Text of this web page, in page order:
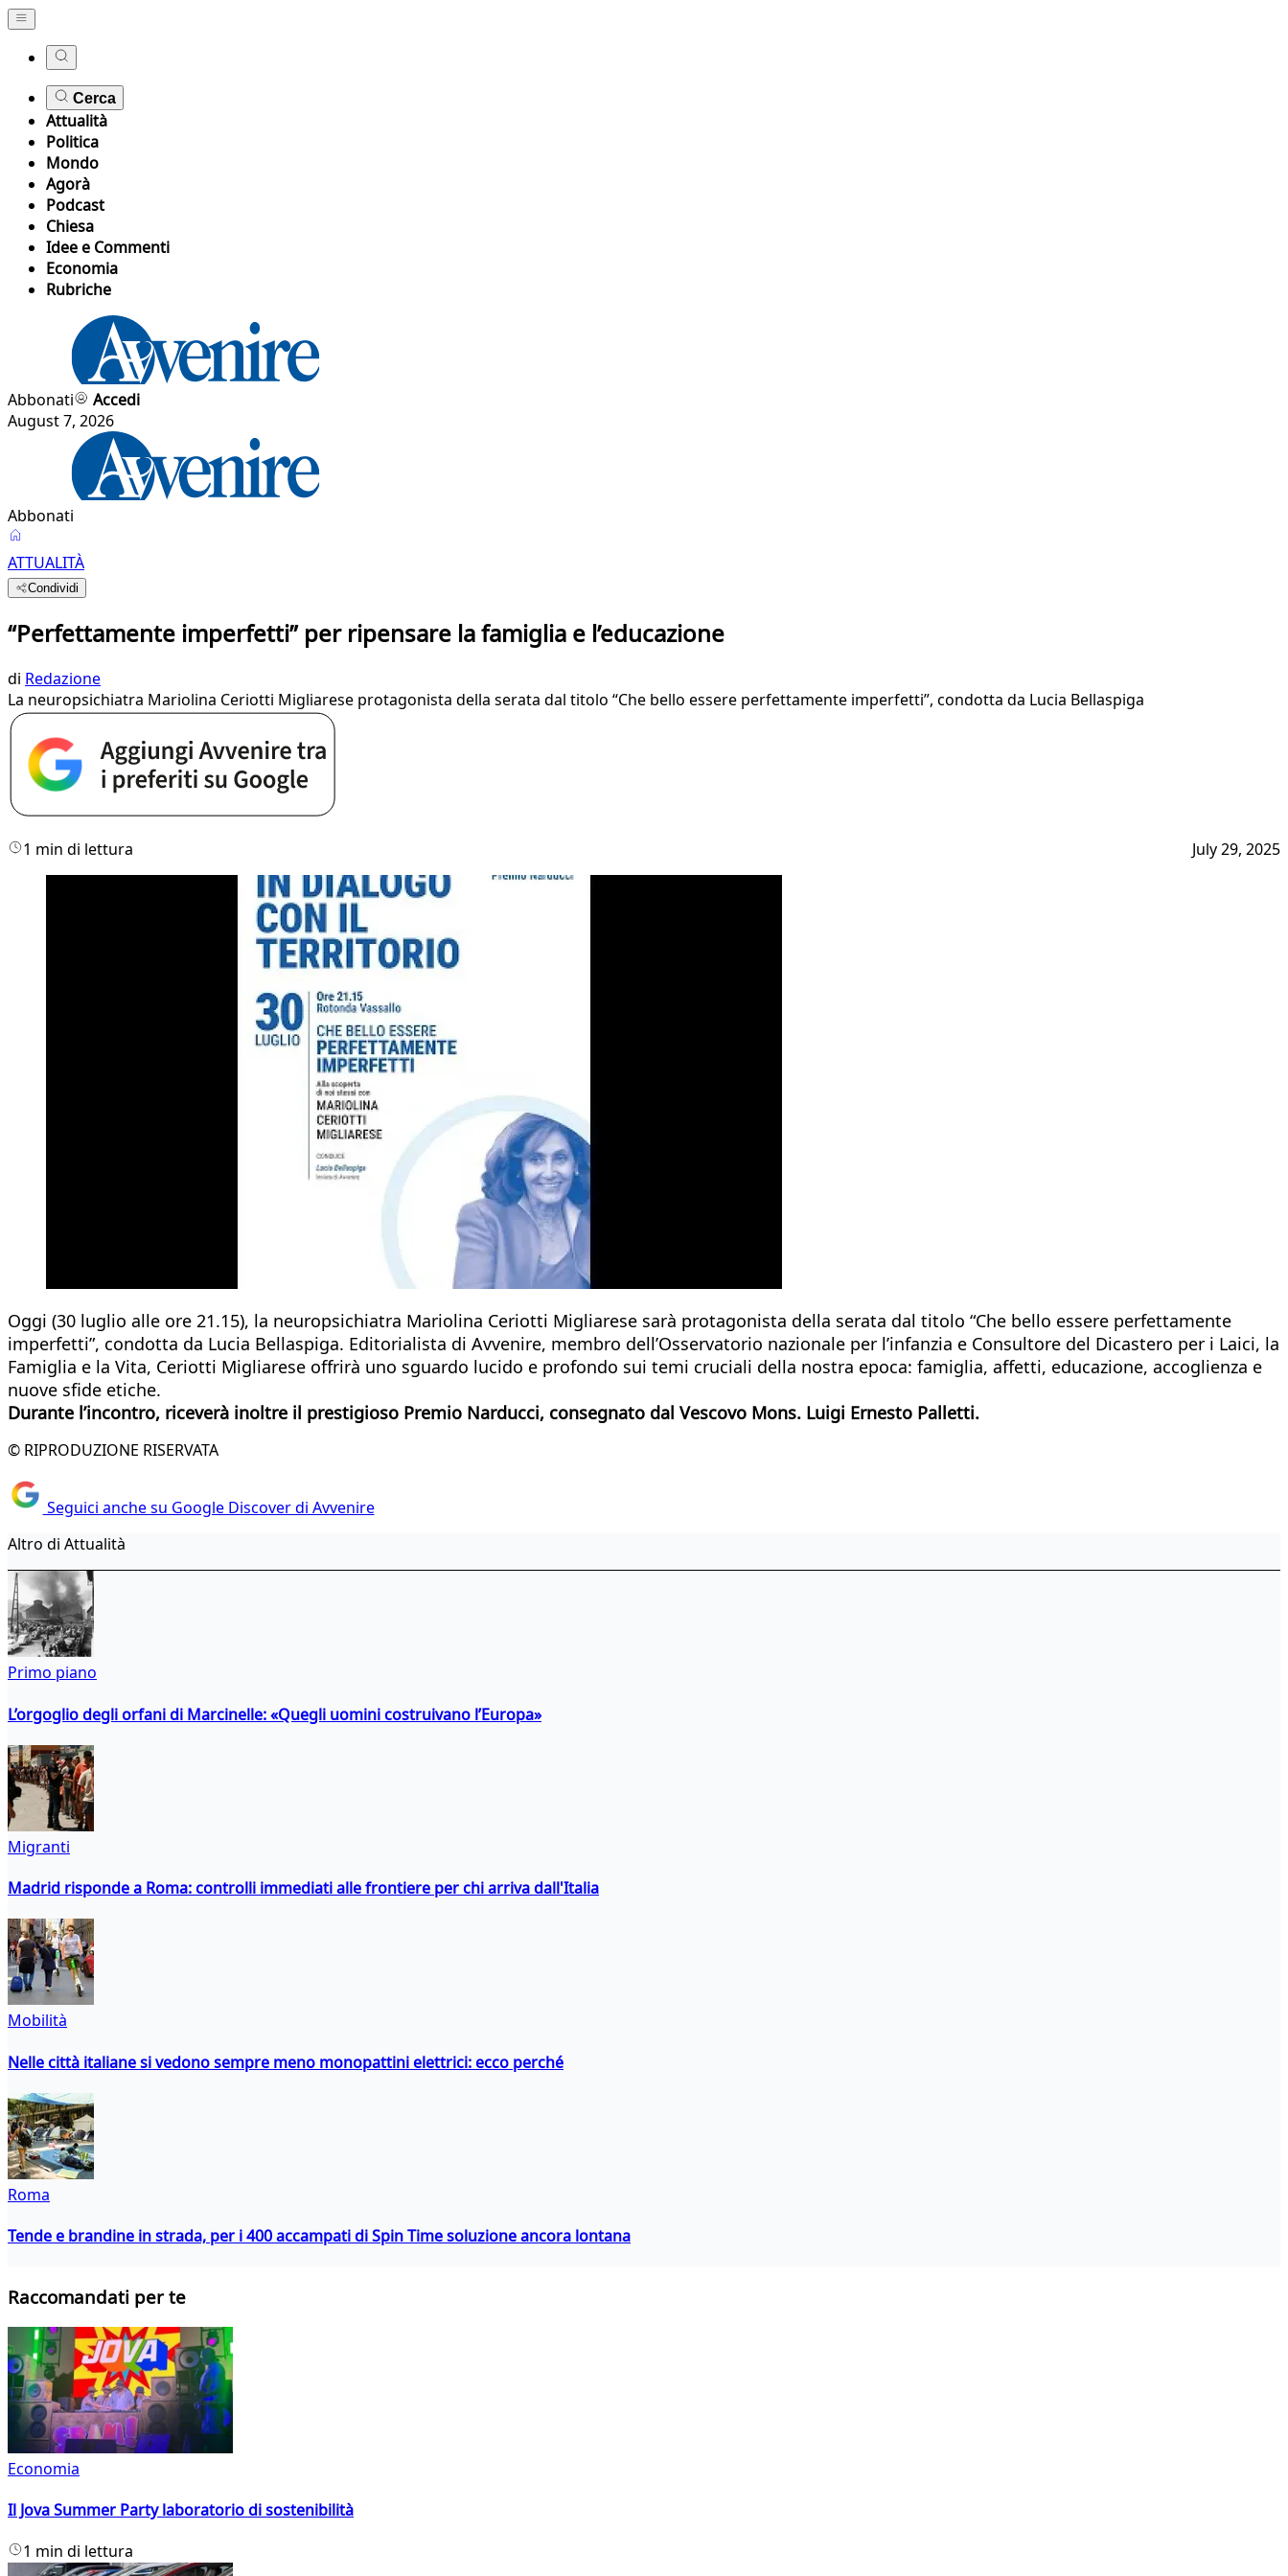
Cerca
Attualità
Politica
Mondo
Agorà
Podcast
Chiesa
Idee e Commenti
Economia
Rubriche
Abbonati
Accedi
August 7, 2026
Abbonati
ATTUALITÀ
Condividi
“Perfettamente imperfetti” per ripensare la famiglia e l’educazione
di Redazione
La neuropsichiatra Mariolina Ceriotti Migliarese protagonista della serata dal titolo “Che bello essere perfettamente imperfetti”, condotta da Lucia Bellaspiga
1 min di lettura July 29, 2025
Oggi (30 luglio alle ore 21.15), la neuropsichiatra Mariolina Ceriotti Migliarese sarà protagonista della serata dal titolo “Che bello essere perfettamente
imperfetti”, condotta da Lucia Bellaspiga. Editorialista di Avvenire, membro dell’Osservatorio nazionale per l’infanzia e Consultore del Dicastero per i Laici, la
Famiglia e la Vita, Ceriotti Migliarese offrirà uno sguardo lucido e profondo sui temi cruciali della nostra epoca: famiglia, affetti, educazione, accoglienza e
nuove sfide etiche.
Durante l’incontro, riceverà inoltre il prestigioso Premio Narducci, consegnato dal Vescovo Mons. Luigi Ernesto Palletti.
© RIPRODUZIONE RISERVATA
Seguici anche su Google Discover di Avvenire
Altro di Attualità
Primo piano
L’orgoglio degli orfani di Marcinelle: «Quegli uomini costruivano l’Europa»
Migranti
Madrid risponde a Roma: controlli immediati alle frontiere per chi arriva dall'Italia
Mobilità
Nelle città italiane si vedono sempre meno monopattini elettrici: ecco perché
Roma
Tende e brandine in strada, per i 400 accampati di Spin Time soluzione ancora lontana
Raccomandati per te
Economia
Il Jova Summer Party laboratorio di sostenibilità
1 min di lettura